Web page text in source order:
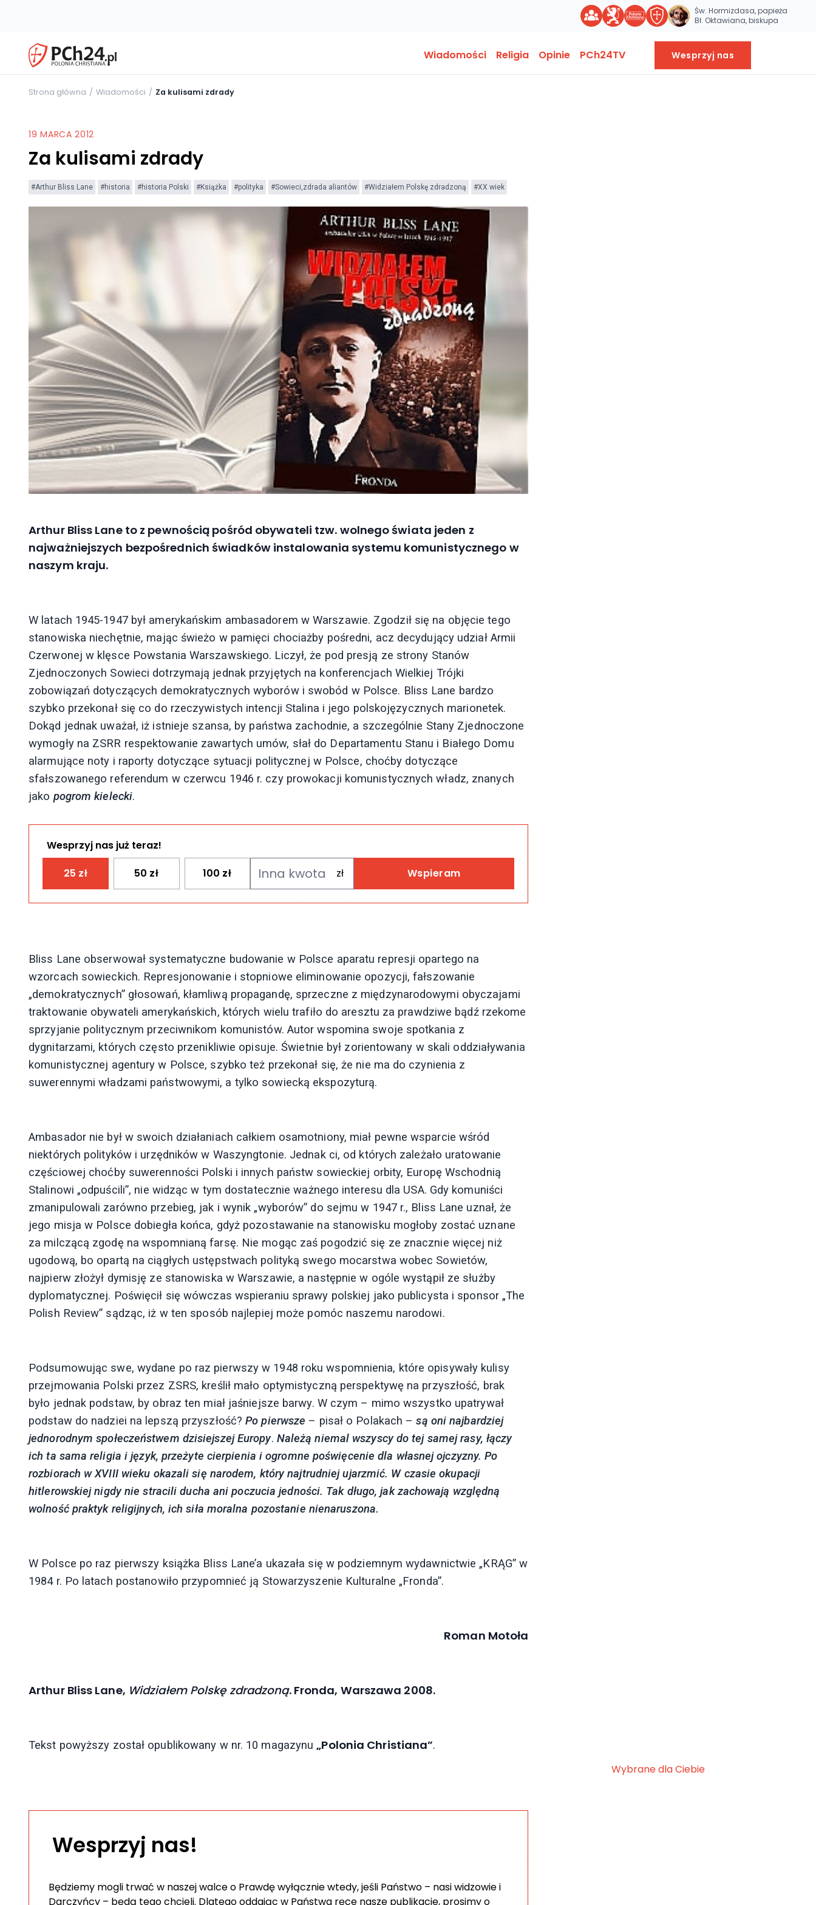
Św. Hormizdasa, papieża
Bł. Oktawiana, biskupa
Wiadomości Religia Opinie PCh24TV Wesprzyj nas
Strona główna Wiadomości Za kulisami zdrady
19 MARCA 2012
Za kulisami zdrady
#Arthur Bliss Lane #historia #historia Polski #Książka #polityka #Sowieci,zdrada aliantów #Widziałem Polskę zdradzoną #XX wiek
Arthur Bliss Lane to z pewnością pośród obywateli tzw. wolnego świata jeden z
najważniejszych bezpośrednich świadków instalowania systemu komunistycznego w
naszym kraju.
W latach 1945-1947 był amerykańskim ambasadorem w Warszawie. Zgodził się na objęcie tego
stanowiska niechętnie, mając świeżo w pamięci chociażby pośredni, acz decydujący udział Armii
Czerwonej w klęsce Powstania Warszawskiego. Liczył, że pod presją ze strony Stanów
Zjednoczonych Sowieci dotrzymają jednak przyjętych na konferencjach Wielkiej Trójki
zobowiązań dotyczących demokratycznych wyborów i swobód w Polsce. Bliss Lane bardzo
szybko przekonał się co do rzeczywistych intencji Stalina i jego polskojęzycznych marionetek.
Dokąd jednak uważał, iż istnieje szansa, by państwa zachodnie, a szczególnie Stany Zjednoczone
wymogły na ZSRR respektowanie zawartych umów, słał do Departamentu Stanu i Białego Domu
alarmujące noty i raporty dotyczące sytuacji politycznej w Polsce, choćby dotyczące
sfałszowanego referendum w czerwcu 1946 r. czy prowokacji komunistycznych władz, znanych
jako pogrom kielecki.
Wesprzyj nas już teraz!
25 zł 50 zł 100 zł Wspieram
Bliss Lane obserwował systematyczne budowanie w Polsce aparatu represji opartego na
wzorcach sowieckich. Represjonowanie i stopniowe eliminowanie opozycji, fałszowanie
„demokratycznych” głosowań, kłamliwą propagandę, sprzeczne z międzynarodowymi obyczajami
traktowanie obywateli amerykańskich, których wielu trafiło do aresztu za prawdziwe bądź rzekome
sprzyjanie politycznym przeciwnikom komunistów. Autor wspomina swoje spotkania z
dygnitarzami, których często przenikliwie opisuje. Świetnie był zorientowany w skali oddziaływania
komunistycznej agentury w Polsce, szybko też przekonał się, że nie ma do czynienia z
suwerennymi władzami państwowymi, a tylko sowiecką ekspozyturą.
Ambasador nie był w swoich działaniach całkiem osamotniony, miał pewne wsparcie wśród
niektórych polityków i urzędników w Waszyngtonie. Jednak ci, od których zależało uratowanie
częściowej choćby suwerenności Polski i innych państw sowieckiej orbity, Europę Wschodnią
Stalinowi „odpuścili”, nie widząc w tym dostatecznie ważnego interesu dla USA. Gdy komuniści
zmanipulowali zarówno przebieg, jak i wynik „wyborów” do sejmu w 1947 r., Bliss Lane uznał, że
jego misja w Polsce dobiegła końca, gdyż pozostawanie na stanowisku mogłoby zostać uznane
za milczącą zgodę na wspomnianą farsę. Nie mogąc zaś pogodzić się ze znacznie więcej niż
ugodową, bo opartą na ciągłych ustępstwach polityką swego mocarstwa wobec Sowietów,
najpierw złożył dymisję ze stanowiska w Warszawie, a następnie w ogóle wystąpił ze służby
dyplomatycznej. Poświęcił się wówczas wspieraniu sprawy polskiej jako publicysta i sponsor „The
Polish Review” sądząc, iż w ten sposób najlepiej może pomóc naszemu narodowi.
Podsumowując swe, wydane po raz pierwszy w 1948 roku wspomnienia, które opisywały kulisy
przejmowania Polski przez ZSRS, kreślił mało optymistyczną perspektywę na przyszłość, brak
było jednak podstaw, by obraz ten miał jaśniejsze barwy. W czym – mimo wszystko upatrywał
podstaw do nadziei na lepszą przyszłość?Po pierwsze – pisał o Polakach –są oni najbardziej
jednorodnym społeczeństwem dzisiejszej Europy. Należą niemal wszyscy do tej samej rasy, łączy
ich ta sama religia i język, przeżyte cierpienia i ogromne poświęcenie dla własnej ojczyzny. Po
rozbiorach w XVIII wieku okazali się narodem, który najtrudniej ujarzmić. W czasie okupacji
hitlerowskiej nigdy nie stracili ducha ani poczucia jedności. Tak długo, jak zachowają względną
wolność praktyk religijnych, ich siła moralna pozostanie nienaruszona.
W Polsce po raz pierwszy książka Bliss ­Lane’a ukazała się w podziemnym wydawnictwie „KRĄG” w
1984 r. Po latach postanowiło przypomnieć ją Stowarzyszenie Kulturalne „Fronda”.
Roman Motoła
Arthur Bliss Lane, Widziałem Polskę zdradzoną. Fronda, Warszawa 2008.
Tekst powyższy został opublikowany w nr. 10 magazynu „Polonia Christiana”.
Wesprzyj nas!
Będziemy mogli trwać w naszej walce o Prawdę wyłącznie wtedy, jeśli Państwo – nasi widzowie i
Darczyńcy – będą tego chcieli. Dlatego oddając w Państwa ręce nasze publikacje, prosimy o
Wybrane dla Ciebie